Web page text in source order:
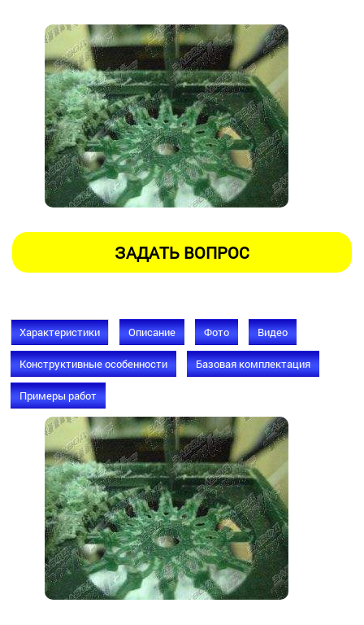
Характеристики Описание Фото Видео
Конструктивные особенности Базовая комплектация
Примеры работ